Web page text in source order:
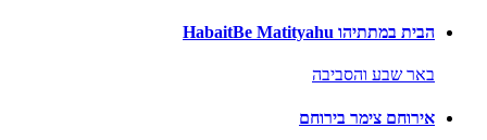
הבית במתתיהו HabaitBe Matityahu
באר שבע והסביבה
אירוחם צימר בירוחם